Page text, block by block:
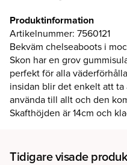
Produktinformation
Artikelnummer: 7560121
Bekväm chelseaboots i
Skon har en grov
perfekt för alla
insidan blir det enkelt att ta
använda till allt och den
Skafthöjden är 14cm och
Tidigare visade